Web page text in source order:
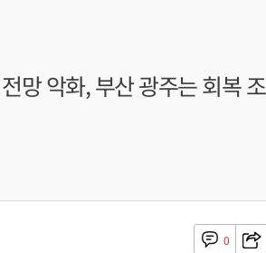
망 악화, 부산 광주는 회복 조
0